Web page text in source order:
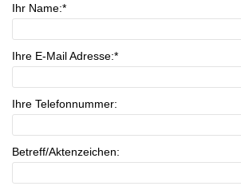
Ihr Name:*
Ihre E-Mail Adresse:*
Ihre Telefonnummer:
Betreff/Aktenzeichen: